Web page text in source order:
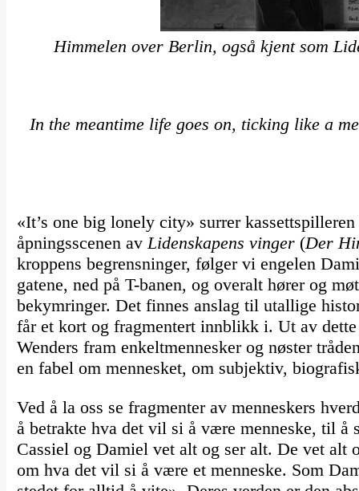
Himmelen over Berlin, også kjent som
In the meantime life goes on, ticking like a
«It’s one big lonely city» surrer
åpningsscenen avLidenskapens vinger (Der
kroppens begrensninger, følger vi engelen
gatene, ned på T-banen, og overalt hører og
bekymringer. Det finnes anslag til utallige
får et kort og fragmentert innblikk i. Ut av
Wenders fram enkeltmennesker og nøster
en fabel om mennesket, om subjektiv,
Ved å la oss se fragmenter av menneskers
å betrakte hva det vil si å være menneske, til å
Cassiel og Damiel vet alt og ser alt. De vet alt
om hva det vil si å være et menneske. Som